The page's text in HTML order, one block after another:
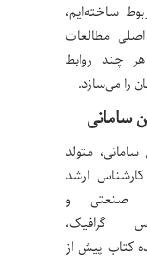
ساخته‌ایم،
اصلی مطالعات
چند روابط
را می‌سازد.
سامانی
متولد
کارشناس ارشد
صنعتی و
گرافیک،
کتاب پیش از